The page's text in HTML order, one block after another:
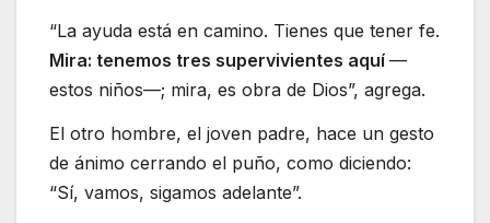
“La ayuda está en camino. Tienes que tener fe.
Mira: tenemos tres supervivientes aquí —
estos niños—; mira, es obra de Dios”, agrega.
El otro hombre, el joven padre, hace un gesto
de ánimo cerrando el puño, como diciendo:
“Sí, vamos, sigamos adelante”.